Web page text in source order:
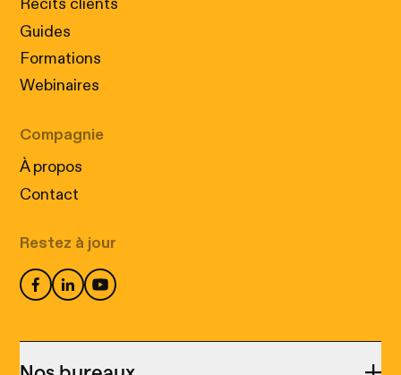
Récits clients
Guides
Formations
Webinaires
Compagnie
À propos
Contact
Restez à jour